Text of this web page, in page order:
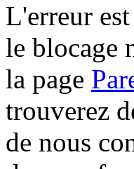
L'erreur
le blocage
la page
trouverez
de nous